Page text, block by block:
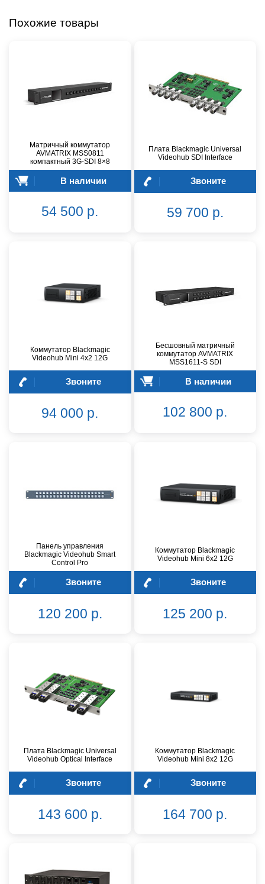
Похожие товары
Матричный коммутатор
AVMATRIX MSS0811
компактный 3G-SDI 8×8
В наличии
54 500 р.
Плата Blackmagic Universal
Videohub SDI Interface
Звоните
59 700 р.
Коммутатор Blackmagic
Videohub Mini 4x2 12G
Звоните
94 000 р.
Бесшовный матричный
коммутатор AVMATRIX
MSS1611-S SDI
В наличии
102 800 р.
Панель управления
Blackmagic Videohub Smart
Control Pro
Звоните
120 200 р.
Коммутатор Blackmagic
Videohub Mini 6x2 12G
Звоните
125 200 р.
Плата Blackmagic Universal
Videohub Optical Interface
Звоните
143 600 р.
Коммутатор Blackmagic
Videohub Mini 8x2 12G
Звоните
164 700 р.